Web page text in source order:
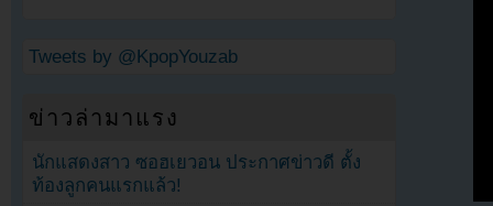
Tweets by @KpopYouzab
ข่าวล่ามาแรง
นักแสดงสาว ซอฮเยวอน ประกาศข่าวดี ตั้ง
ท้องลูกคนแรกแล้ว!